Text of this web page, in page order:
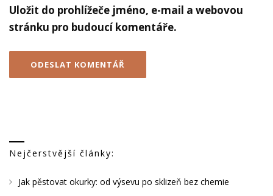
Uložit do prohlížeče jméno, e-mail a webovou
stránku pro budoucí komentáře.
Nejčerstvější články:
Jak pěstovat okurky: od výsevu po sklizeň bez chemie